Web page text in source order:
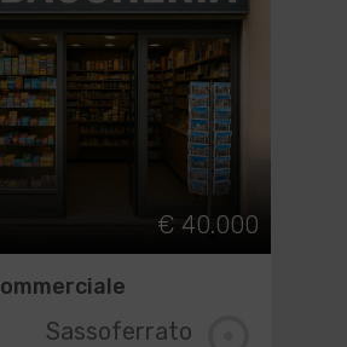
€ 40.000
Sassoferrato